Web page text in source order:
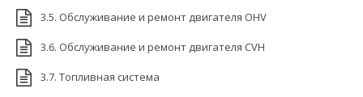
3.5. Обслуживание и ремонт двигателя OHV
3.6. Обслуживание и ремонт двигателя CVH
3.7. Топливная система